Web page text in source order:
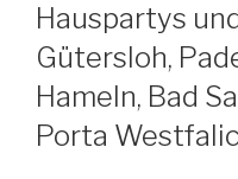
Hauspartys
Gütersloh,
Hameln, Bad
Porta